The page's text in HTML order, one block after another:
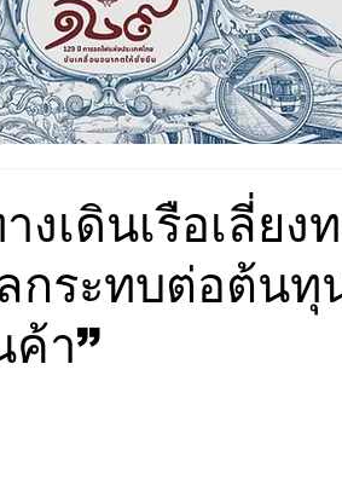
งเดินเรือเลี่ยง
กระทบต่อต้นทุ
ค้า”